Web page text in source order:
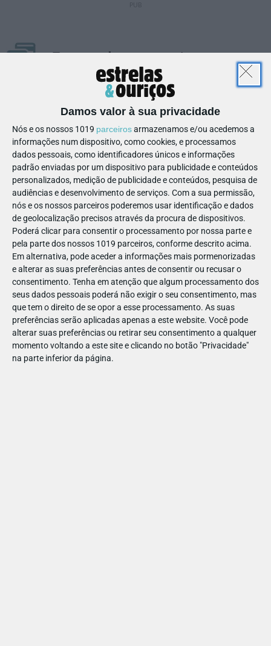
Damos valor à sua privacidade
Nós e os nossos 1019 parceirosarmazenamos e/ou acedemos a
informações num dispositivo, como cookies, e processamos
dados pessoais, como identificadores únicos e informações
padrão enviadas por um dispositivo para publicidade e conteúdos
personalizados, medição de publicidade e conteúdos, pesquisa de
audiências e desenvolvimento de serviços. Com a sua permissão,
nós e os nossos parceiros poderemos usar identificação e dados
de geolocalização precisos através da procura de dispositivos.
Poderá clicar para consentir o processamento por nossa parte e
pela parte dos nossos 1019 parceiros, conforme descrito acima.
Em alternativa, pode aceder a informações mais pormenorizadas
e alterar as suas preferências antes de consentir ou recusar o
consentimento. Tenha em atenção que algum processamento dos
seus dados pessoais poderá não exigir o seu consentimento, mas
que tem o direito de se opor a esse processamento. As suas
preferências serão aplicadas apenas a este website. Você pode
alterar suas preferências ou retirar seu consentimento a qualquer
momento voltando a este site e clicando no botão "Privacidade"
na parte inferior da página.
Formas de pagamento
Multibanco, Transferência ou Numerário (pago ao grupo de
teatro "Nariz")
Existência de área dedicada ao
lanche/alimentação
Conheça a programação:
Leitura de Contos | 1.º Ciclo
Leitura de uma história sobre o Mosteiro, ou na leitura da
história da Sala do Capítulo. No final, os alunos levam uma
folha para pintar na Escola e tentar reconstituir a história e
consolidar conhecimentos.
Duração:1 hora
Obs.:Para um máximo de 25 participantes.